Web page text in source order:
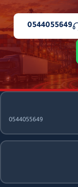
0544055649
0544055649